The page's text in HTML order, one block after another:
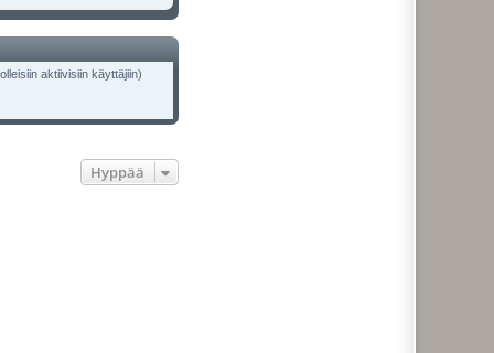
aktiivisiin käyttäjiin)
Hyppää